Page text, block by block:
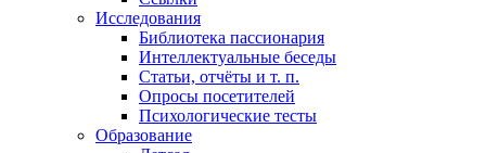
Исследования
Библиотека пассионария
Интеллектуальные беседы
Статьи, отчёты и т. п.
Опросы посетителей
Психологические тесты
Образование